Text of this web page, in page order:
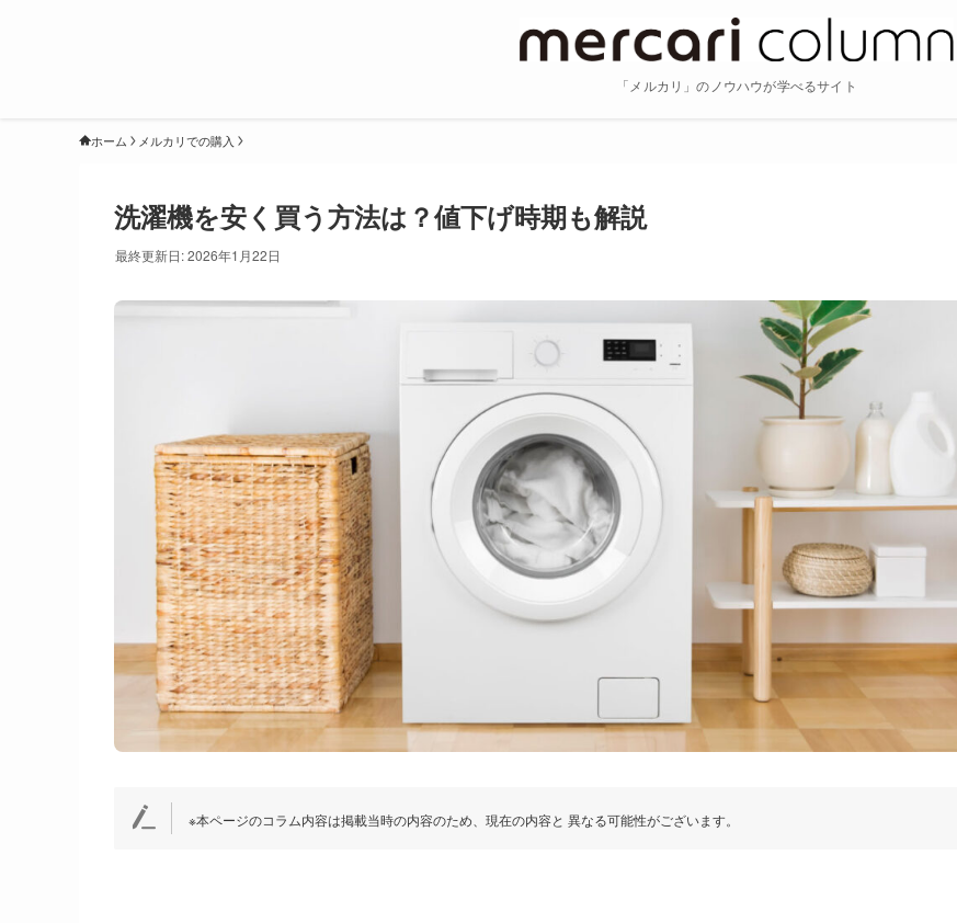
「メルカリ」のノウハウが学べるサイト
ホーム メルカリでの購入
洗濯機を安く買う方法は？値下げ時期も解説
最終更新日: 2026年1月22日
※本ページのコラム内容は掲載当時の内容のため、現在の内容と 異なる可能性がございます。